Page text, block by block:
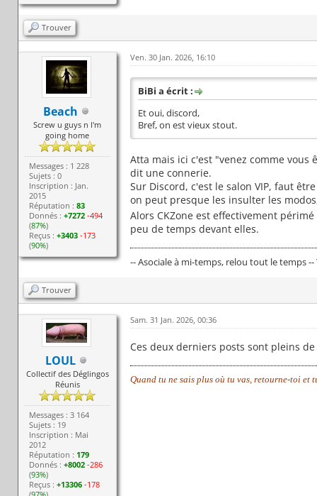
Trouver
Beach
Screw u guys n I'm
going home
Messages : 1 228
Sujets : 0
Inscription : Jan.
2015
Réputation :83
Donnés :+7272 -494
(87%)
Reçus :+3403 -173
(90%)
Ven. 30 Jan. 2026, 16:10
BiBi a écrit :
Et oui, discord,
Bref, on est vieux stout.
Atta mais ici c'est "venez comme
dit une connerie.
Sur Discord, c'est le salon VIP, faut
on peut presque les insulter les
Alors CKZone est effectivement
peu de temps devant elles.
-- Asociale à mi-temps, relou tout le temps
Trouver
LOUL
Collectif des Déglingos
Réunis
Messages : 3 164
Sujets : 19
Inscription : Mai
2012
Réputation : 179
Donnés :+8002 -286
(93%)
Reçus :+13306 -178
Sam. 31 Jan. 2026, 00:36
Ces deux derniers posts sont pleins
Quand tu ne sais plus où tu vas, retourne-toi